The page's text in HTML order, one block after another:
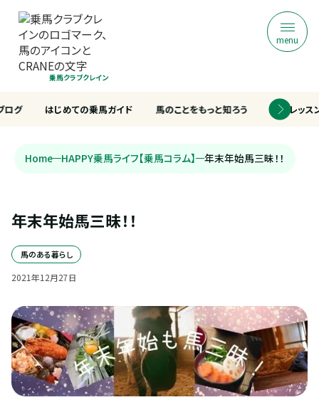
乗馬クラブクレイン
menu
はじめての乗馬ガイド 馬のことをもっと知ろう 乗馬レッス
ログ
Home HAPPY乗馬ライフ【乗馬コラム】 年末年始馬三昧！！
年末年始馬三昧！！
馬のある暮らし
2021年12月27日